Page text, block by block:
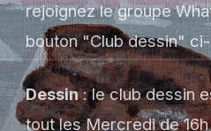
rejoignez le groupe
bouton "Club dessin"
Dessin: le club dessin
tout les Mercredi de